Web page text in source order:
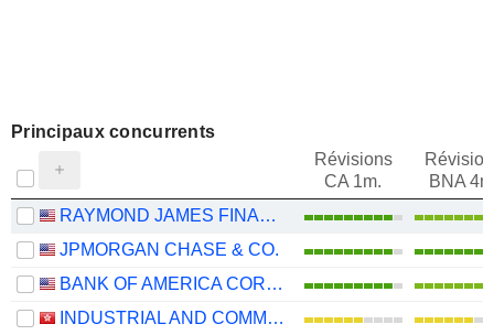
Principaux concurrents
Révisions
CA 1m.
BNA
RAYMOND JAMES FINANCIAL, INC.
JPMORGAN CHASE & CO.
BANK OF AMERICA CORPORATION
INDUSTRIAL AND COMMERCIAL BANK OF CHINA LIMITED